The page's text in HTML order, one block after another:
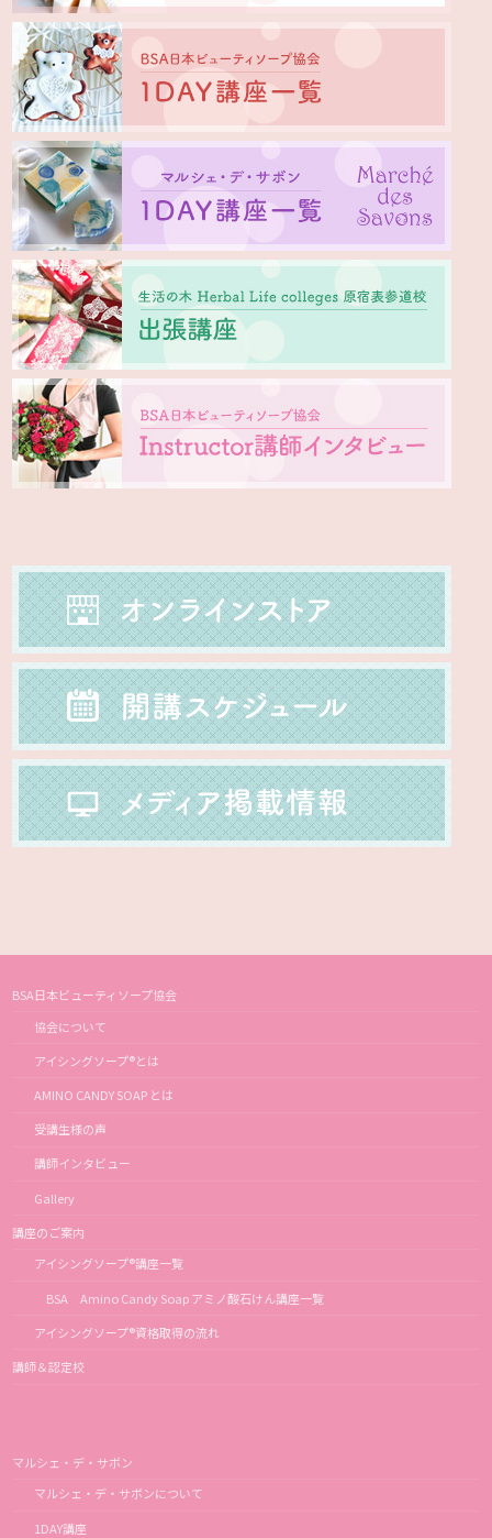
BSA日本ビューティソープ協会
協会について
アイシングソープ®とは
AMINO CANDY SOAP とは
受講生様の声
講師インタビュー
Gallery
講座のご案内
アイシングソープ®講座一覧
BSA Amino Candy Soap アミノ酸石けん講座一覧
アイシングソープ®資格取得の流れ
講師＆認定校
マルシェ・デ・サボン
マルシェ・デ・サボンについて
1DAY講座